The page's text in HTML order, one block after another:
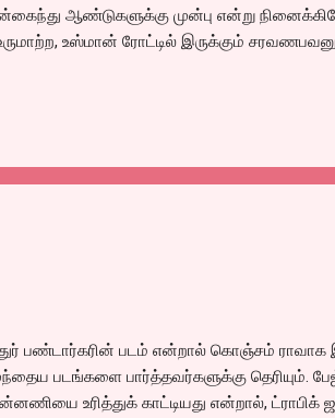
ஆண்டுகளுக்கு முன்பு என்று
உஸ்மான் ரோட்டில் இருக்கும்
பண்டார்கரின் படம் என்றால் கொஞ்சம் ராவாக
படங்களை பார்த்தவர்களுக்கு தெரியும்.
உரித்துக் காட்டியது என்றால், ட்ராபிக்